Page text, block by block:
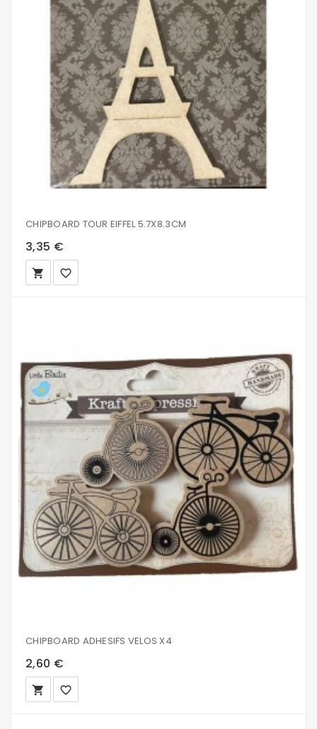
CHIPBOARD TOUR EIFFEL 5.7X8.3CM
3,35 €
local_grocery_store favorite_border
CHIPBOARD ADHESIFS VELOS X4
2,60 €
local_grocery_store favorite_border